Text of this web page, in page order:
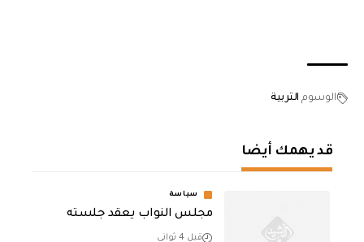
الوسوم التربية
قد يهمك أيضا
سياسة
مجلس النواب يعقد جلسته
قبل 4 ثواني